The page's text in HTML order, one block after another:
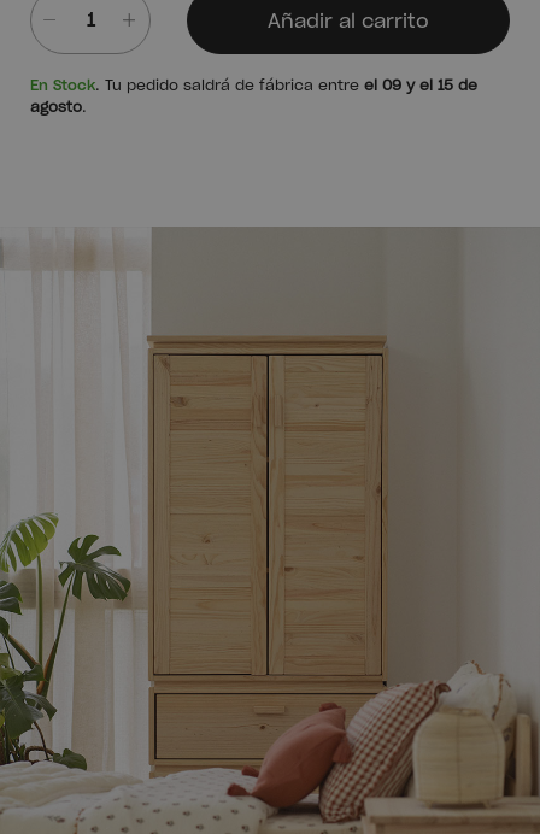
Añadir al carrito
En Stock. Tu pedido saldrá de fábrica entre el 09 y el 15 de
agosto.